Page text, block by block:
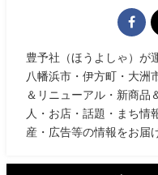
豊予社（ほうよしゃ）が
八幡浜市・伊方町・大洲
＆リニューアル・新商品
人・お店・話題・まち情
産・広告等の情報をお届